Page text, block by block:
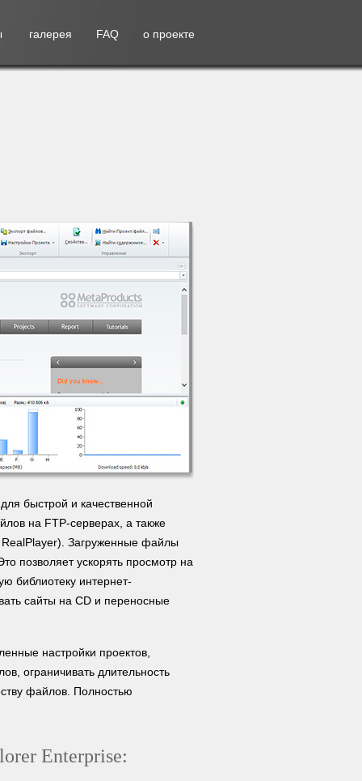
о проекте
FAQ
галерея
быстрой и качественной
на FTP-серверах, а также
RealPlayer). Загруженные файлы
позволяет ускорять просмотр на
библиотеку интернет-
сайты на CD и переносные
настройки проектов,
ограничивать длительность
файлов. Полностью
Enterprise: